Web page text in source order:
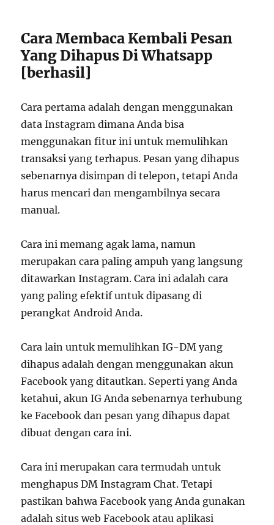
Cara Membaca Kembali Pesan
Yang Dihapus Di Whatsapp
[berhasil]
Cara pertama adalah dengan menggunakan
data Instagram dimana Anda bisa
menggunakan fitur ini untuk memulihkan
transaksi yang terhapus. Pesan yang dihapus
sebenarnya disimpan di telepon, tetapi Anda
harus mencari dan mengambilnya secara
manual.
Cara ini memang agak lama, namun
merupakan cara paling ampuh yang langsung
ditawarkan Instagram. Cara ini adalah cara
yang paling efektif untuk dipasang di
perangkat Android Anda.
Cara lain untuk memulihkan IG-DM yang
dihapus adalah dengan menggunakan akun
Facebook yang ditautkan. Seperti yang Anda
ketahui, akun IG Anda sebenarnya terhubung
ke Facebook dan pesan yang dihapus dapat
dibuat dengan cara ini.
Cara ini merupakan cara termudah untuk
menghapus DM Instagram Chat. Tetapi
pastikan bahwa Facebook yang Anda gunakan
adalah situs web Facebook atau aplikasi